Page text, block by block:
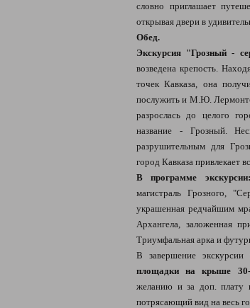
словно приглашает
открывая двери в
Обед.
Экскурсия "Грозный -
возведена крепость.
точек Кавказа, она
послужить и М.Ю.
разрослась до целого
название - Грозный.
разрушительным для
город Кавказа привлекает
В программе экскурсии:
магистраль Грозного,
украшенная редчайшим
Архангела, заложенная
Триумфальная арка и
В завершение
площадки на крыше 30-
желанию и за доп. плату
потрясающий вид на весь